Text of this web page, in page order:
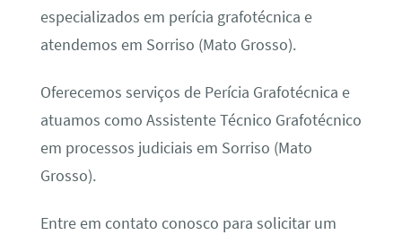
especializados em perícia grafotécnica e
atendemos em Sorriso (Mato Grosso).
Oferecemos serviços de Perícia Grafotécnica e
atuamos como Assistente Técnico Grafotécnico
em processos judiciais em Sorriso (Mato
Grosso).
Entre em contato conosco para solicitar um